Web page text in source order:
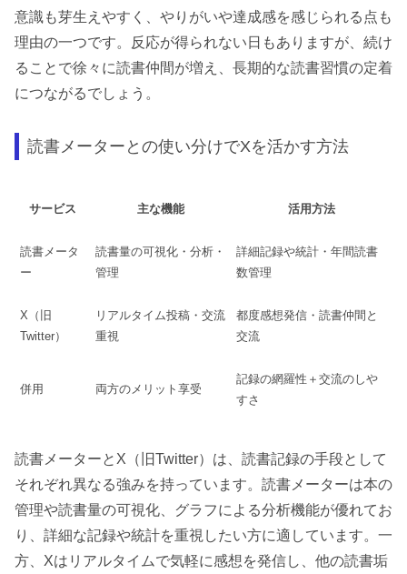
意識も芽生えやすく、やりがいや達成感を感じられる点も
理由の一つです。反応が得られない日もありますが、続け
ることで徐々に読書仲間が増え、長期的な読書習慣の定着
につながるでしょう。
読書メーターとの使い分けでXを活かす方法
サービス 主な機能 活用方法
読書メータ
ー
読書量の可視化・分析・
管理
詳細記録や統計・年間読書
数管理
X（旧
Twitter）
リアルタイム投稿・交流
重視
都度感想発信・読書仲間と
交流
併用 両方のメリット享受
記録の網羅性＋交流のしや
すさ
読書メーターとX（旧Twitter）は、読書記録の手段として
それぞれ異なる強みを持っています。読書メーターは本の
管理や読書量の可視化、グラフによる分析機能が優れてお
り、詳細な記録や統計を重視したい方に適しています。一
方、Xはリアルタイムで気軽に感想を発信し、他の読書垢